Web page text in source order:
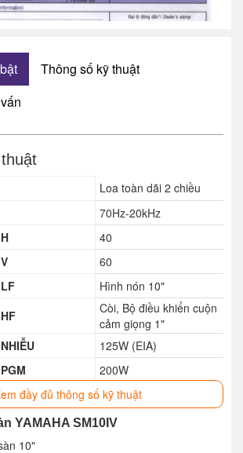
Thông số kỹ thuật
Loa toàn dãi 2 chiều
70Hz-20kHz
H
40
V
60
LF
Hình nón 10"
HF
Còi, Bộ điều khiển cuộn
cảm giọng 1"
NHIỄU
125W (EIA)
PGM
200W
ĐỈNH
400W
định
8ohms
Độ nhạy (1W; 1m
đầy đủ thông số kỹ thuật
YAMAHA SM10IV
10"